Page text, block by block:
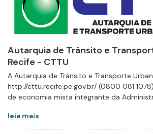
Autarquia de Trânsito e
Recife - CTTU
A Autarquia de Trânsito e Transporte
http://cttu.recife.pe.gov.br/ (0800 081
de economia mista integrante da
leia mais